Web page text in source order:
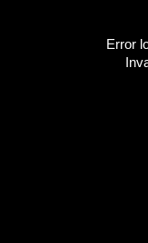
Error